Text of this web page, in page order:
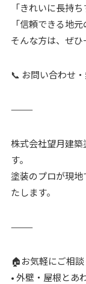
「きれいに長持
「信頼できる地
そんな方は、ぜひ
📞 お問い合わせ
⸻
株式会社望月建
す。
塗装のプロが現
たします。
⸻
🏠お気軽にご相談
• 外壁・屋根とあ